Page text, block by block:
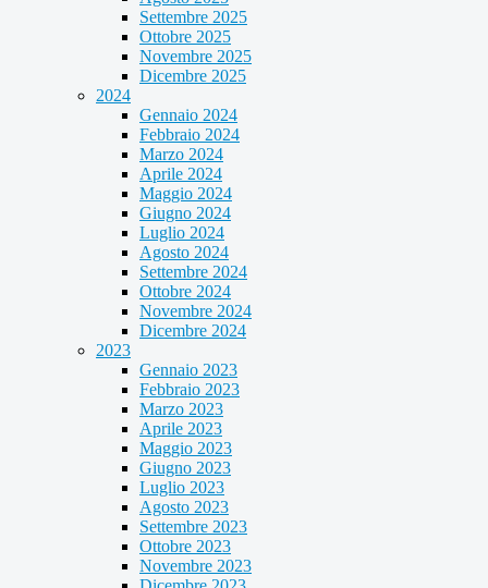
Settembre 2025
Ottobre 2025
Novembre 2025
Dicembre 2025
2024
Gennaio 2024
Febbraio 2024
Marzo 2024
Aprile 2024
Maggio 2024
Giugno 2024
Luglio 2024
Agosto 2024
Settembre 2024
Ottobre 2024
Novembre 2024
Dicembre 2024
2023
Gennaio 2023
Febbraio 2023
Marzo 2023
Aprile 2023
Maggio 2023
Giugno 2023
Luglio 2023
Agosto 2023
Settembre 2023
Ottobre 2023
Novembre 2023